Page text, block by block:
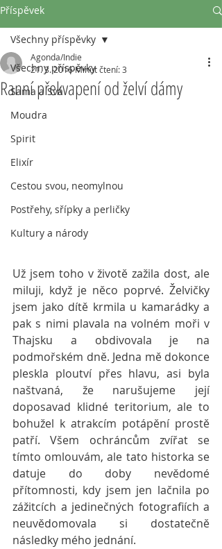
Příspěvek
Všechny příspěvky
Sama a Svá
Moudra
Spirit
Elixír
Cestou svou, neomylnou
Postřehy, sřípky a perličky
Kultury a národy
Všechny příspěvky
Ranní překvapení od želví dámy
Agonda/Indie
21. 3. 2016 Minut čtení: 3
Už jsem toho v životě zažila dost, ale
miluji, když je něco poprvé. Želvičky
jsem jako dítě krmila u kamarádky a
pak s nimi plavala na volném moři v
Thajsku a obdivovala je na
podmořském dně. Jedna mě dokonce
pleskla ploutví přes hlavu, asi byla
naštvaná, že narušujeme její
doposavad klidné teritorium, ale to
bohužel k atrakcím potápění prostě
patří. Všem ochráncům zvířat se
tímto omlouvám, ale tato historka se
datuje do doby nevědomé
přítomnosti, kdy jsem jen lačnila po
zážitcích a jedinečných fotografiích a
neuvědomovala si dostatečně
následky mého jednání.